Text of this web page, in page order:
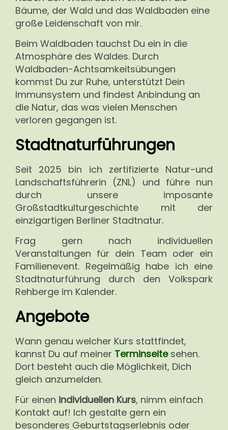
Bäume, der Wald und das Waldbaden eine
große Leidenschaft von mir.
Beim Waldbaden tauchst Du ein in die
Atmosphäre des Waldes. Durch
Waldbaden-Achtsamkeitsübungen
kommst Du zur Ruhe, unterstützt Dein
Immunsystem und findest Anbindung an
die Natur, das was vielen Menschen
verloren gegangen ist.
Stadtnaturführungen
Seit 2025 bin ich zertifizierte Natur-und
Landschaftsführerin (ZNL) und führe nun
durch unsere imposante
Großstadtkulturgeschichte mit der
einzigartigen Berliner Stadtnatur.
Frag gern nach individuellen
Veranstaltungen für dein Team oder ein
Familienevent. Regelmäßig habe ich eine
Stadtnaturführung durch den Volkspark
Rehberge im Kalender.
Angebote
Wann genau welcher Kurs stattfindet,
kannst Du auf meiner Terminseitesehen.
Dort besteht auch die Möglichkeit, Dich
gleich anzumelden.
Für einen individuellen Kurs, nimm einfach
Kontakt auf! Ich gestalte gern ein
besonderes Geburtstagserlebnis oder